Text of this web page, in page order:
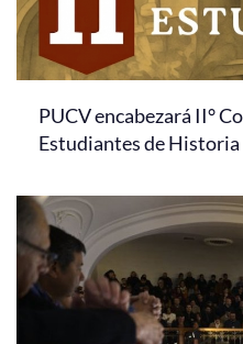
PUCV encabezará II°
Estudiantes de Historia